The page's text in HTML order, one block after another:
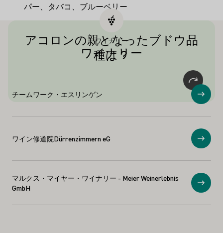
パー、タバコ、ブルーベリー
アコロンの親となったブドウ品
種は？
アコロンは、レンベルガーとドルンフェ
ルダーから交配された。
ワイナリー
ワイナリー
チームワーク・エスリンゲン ショ
ワイン修道院Dürrenzimmern eG ショ
マルクス・マイヤー・ワイナリー - Meier Weinerlebnis
GmbH
ショ